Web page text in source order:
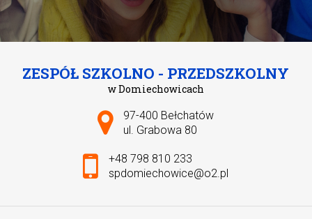
ZESPÓŁ SZKOLNO - PRZEDSZKOLNY
w Domiechowicach
Adres pocztowy:
97-400 Bełchatów
ul. Grabowa 80
+48 798 810 233
spdomiechowice@o2.pl